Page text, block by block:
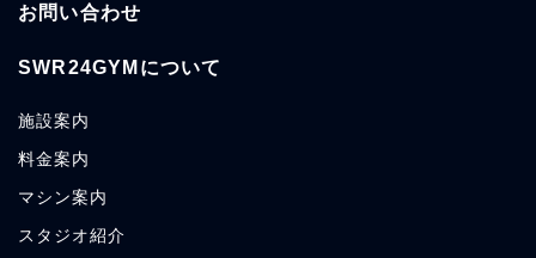
お問い合わせ
SWR24GYMについて
施設案内
料金案内
マシン案内
スタジオ紹介